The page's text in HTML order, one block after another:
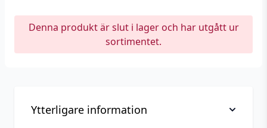
Denna produkt är slut i lager och har utgått ur
sortimentet.
Ytterligare information